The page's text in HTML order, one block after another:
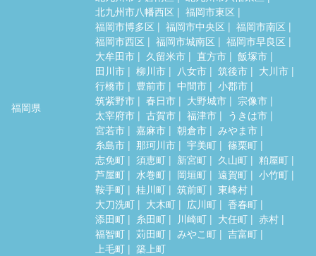
福岡県
北九州市八幡西区
福岡市東区
福岡市博多区
福岡市中央区
福岡市南区
福岡市西区
福岡市城南区
福岡市早良区
大牟田市
久留米市 直方市
飯塚市
田川市
柳川市 八女市 筑後市
大川市
行橋市
豊前市 中間市
小郡市
筑紫野市
春日市 大野城市
宗像市
太宰府市
古賀市 福津市
うきは市
宮若市
嘉麻市 朝倉市
みやま市
糸島市
那珂川市 宇美町
篠栗町
志免町
須恵町 新宮町 久山町
粕屋町
芦屋町
水巻町 岡垣町 遠賀町
小竹町
鞍手町
桂川町 筑前町
東峰村
大刀洗町
大木町 広川町
香春町
添田町
糸田町 川崎町 大任町
赤村
福智町
苅田町 みやこ町
吉富町
上毛町
築上町